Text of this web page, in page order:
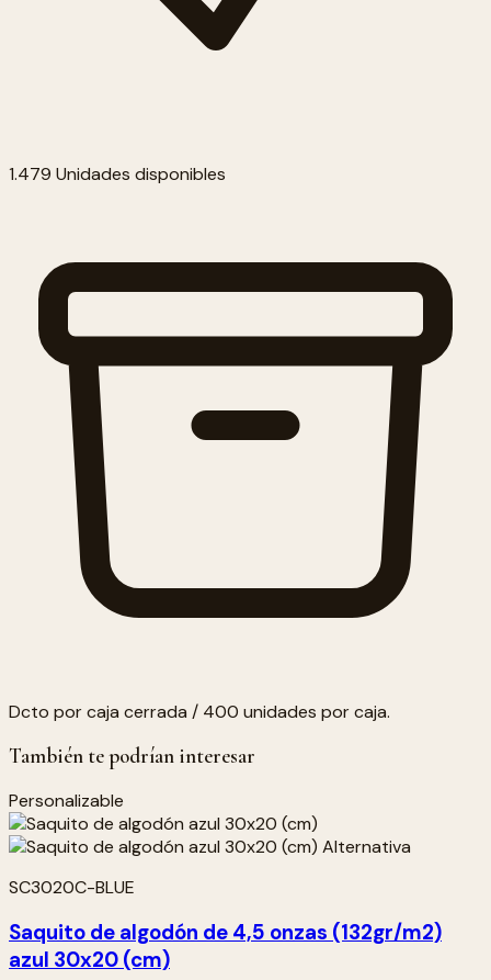
1.479 Unidades disponibles
Dcto por caja cerrada / 400 unidades por caja.
También te podrían interesar
Personalizable
SC3020C-BLUE
Saquito de algodón de 4,5 onzas (132gr/m2)
azul 30x20 (cm)